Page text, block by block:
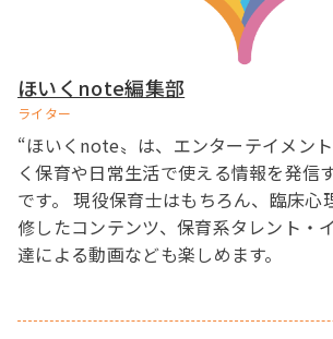
ほいくnote編集部
ライター
“ほいくnote〟は、エンターテイメン
く保育や日常生活で使える情報を発信
です。 現役保育士はもちろん、臨床心
修したコンテンツ、保育系タレント・
達による動画なども楽しめます。